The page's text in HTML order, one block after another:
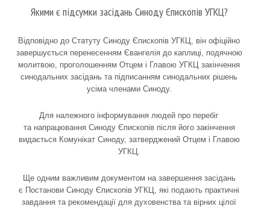
Якими є підсумки засідань Синоду Єпископів УГКЦ?
Відповідно до Статуту Синоду Єпископів УГКЦ, він офіційно
завершується перенесенням Євангелія до каплиці, подячною
молитвою, проголошенням Отцем і Главою УГКЦ закінчення
синодальних засідань та підписанням синодальних рішень
усіма членами Синоду.
Для належного інформування людей про перебіг
та напрацювання Синоду Єпископів після його закінчення
видається Комунікат Синоду, затверджений Отцем і Главою
УГКЦ.
Ще одним важливим документом на завершення засідань
є Постанови Синоду Єпископів УГКЦ, які подають практичні
завдання та рекомендації для духовенства та вірних цілої